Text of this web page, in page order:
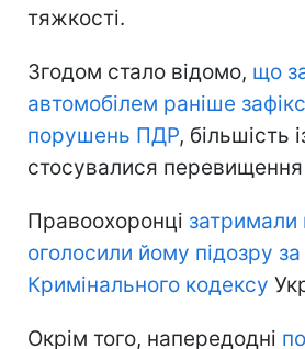
тяжкості.
Згодом стало відомо, що
автомобілем раніше
порушень ПДР, більшість
стосувалися
Правоохоронці затримали
оголосили йому підозру
Кримінального кодексу
Окрім того, напередодні